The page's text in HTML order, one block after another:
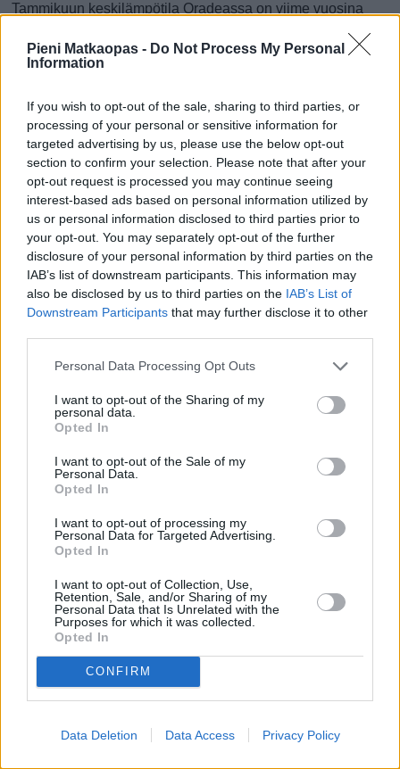
Pieni Matkaopas - Do Not Process My Personal
Information
If you wish to opt-out of the sale, sharing to third parties, or
processing of your personal or sensitive information for
targeted advertising by us, please use the below opt-out
section to confirm your selection. Please note that after your
opt-out request is processed you may continue seeing
interest-based ads based on personal information utilized by
us or personal information disclosed to third parties prior to
your opt-out. You may separately opt-out of the further
disclosure of your personal information by third parties on the
IAB’s list of downstream participants. This information may
also be disclosed by us to third parties on the IAB’s List of
Downstream Participants that may further disclose it to other
Personal Data Processing Opt Outs
I want to opt-out of the Sharing of my
personal data.
Opted In
I want to opt-out of the Sale of my
Personal Data.
Opted In
I want to opt-out of processing my
Personal Data for Targeted Advertising.
Opted In
I want to opt-out of Collection, Use,
Retention, Sale, and/or Sharing of my
Personal Data that Is Unrelated with the
Purposes for which it was collected.
Opted In
CONFIRM
Data Deletion Data Access Privacy Policy
Tammikuun keskilämpötila Oradeassa on viime vuosina
ollut 0 astetta. Öisin lämpötila on tyypillisesti laskenut -2
asteen tienoille, ja päivisin lämpötila on kohonnut 3 asteen
tuntumaan. Tällä sivulla olevasta kaaviosta näkee, miten
viime vuosina ja vaihteluväli, jolla lämpötila tavallisina
päivinä on minäkin vuonna liikkunut.
Hetkellisesti Oradeassa on silti koettu tätäkin kylmempiä ja
lämpimämpiä tammikuisia päiviä. Esimerkiksi vuoden 2017
tammikuussa lämpötila käväisi alimmillaan -17 asteessa ja
toisaalta vuonna 2018 tammikuussa hätyyteltiin eräänä
poikkeuksellisen lämpimänä päivänä 16 asteen lukemia.
Entä muut kuukaudet? Miten lämmintä
Oradeassa on ollut...
Tammikuussa Helmikuussa Maaliskuussa
Huhtikuussa Toukokuussa Kesäkuussa
Heinäkuussa
Lokakuussa Marraskuussa Joulukuussa
Katso miten paljonOradeassa on satanut tammikuussa
Tammikuun keskilämpötila Oradeassa
10 vuoden tarkastelujaksolla
Mikä on Oradean tavanomainen lämpötila tammikuussa.
Vuorokauden
Alin
keskimäärin
Ylin
keskimäärin